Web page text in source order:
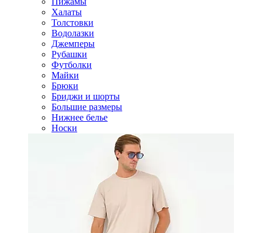
Халаты
Толстовки
Водолазки
Джемперы
Рубашки
Футболки
Майки
Брюки
Бриджи и шорты
Большие размеры
Нижнее белье
Носки